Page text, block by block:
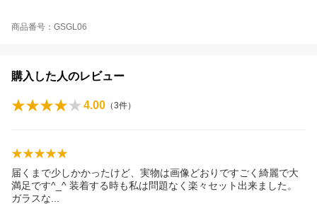
商品番号：GSGL06
購入した人のレビュー
4.00 （3件）
届くまで少しかかったけど、実物は画像どおりですごく綺麗で大
満足です^_^ 装着する時も私は問題なく楽々セット出来ました。
ガラスな